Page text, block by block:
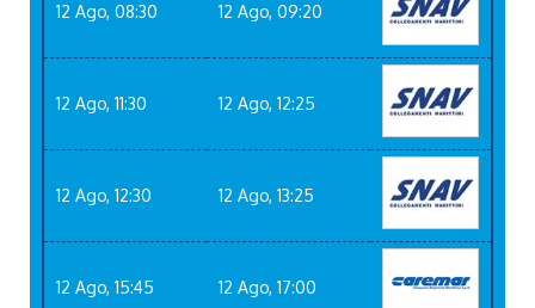
12 Ago, 08:30 12 Ago, 09:20
12 Ago, 11:30 12 Ago, 12:25
12 Ago, 12:30 12 Ago, 13:25
12 Ago, 15:45 12 Ago, 17:00